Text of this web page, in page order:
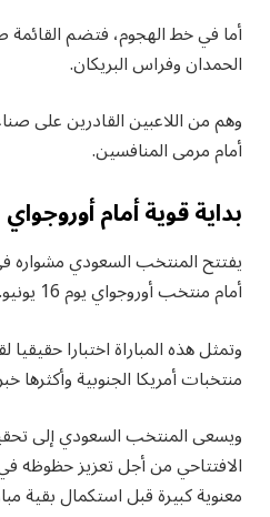
أما في خط الهجوم، فتضم القائمة
الحمدان وفراس البريكان.
وهم من اللاعبين القادرين على
أمام مرمى المنافسين.
بداية قوية أمام أوروجواي
يفتتح المنتخب السعودي مشواره
أمام منتخب أوروجواي يوم 16 يونيو.
وتمثل هذه المباراة اختبارا
منتخبات أمريكا الجنوبية وأكثرها
ويسعى المنتخب السعودي إلى
الافتتاحي من أجل تعزيز حظوظه
معنوية كبيرة قبل استكمال بقية